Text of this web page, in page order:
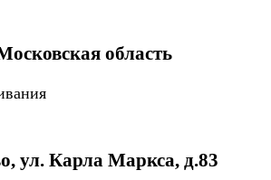
область
ул. Карла Маркса, д.83